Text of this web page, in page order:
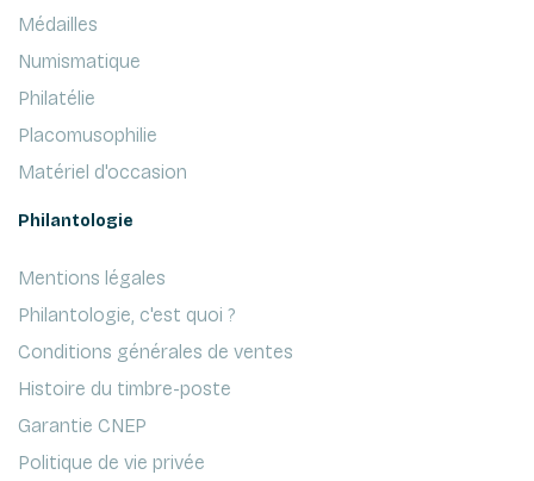
Médailles
Numismatique
Philatélie
Placomusophilie
Matériel d'occasion
Philantologie
Mentions légales
Philantologie, c'est quoi ?
Conditions générales de ventes
Histoire du timbre-poste
Garantie CNEP
Politique de vie privée